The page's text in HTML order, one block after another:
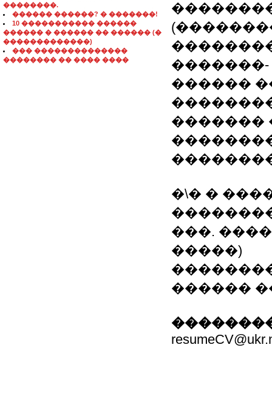
��������.
������ ������? � �������!
10 ����������� ������
������ � ������ �� ������ (�
�������������)
��� ��������������
�������� �� ���� ����
������
�������
�\� �
���.
�����)
������ ��